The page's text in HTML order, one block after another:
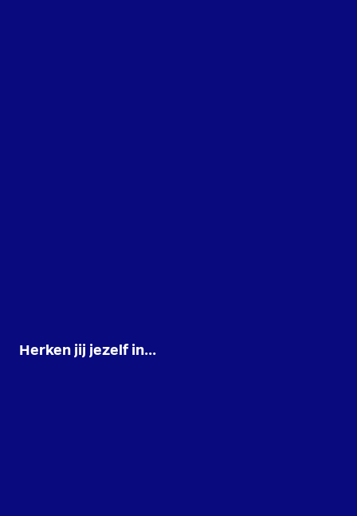
Herken jij jezelf in...